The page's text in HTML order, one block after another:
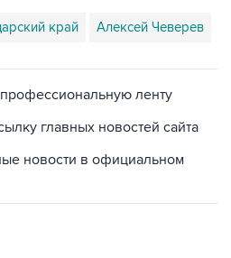
край Алексей Чеверев
ленту
главных новостей сайта
новости в официальном